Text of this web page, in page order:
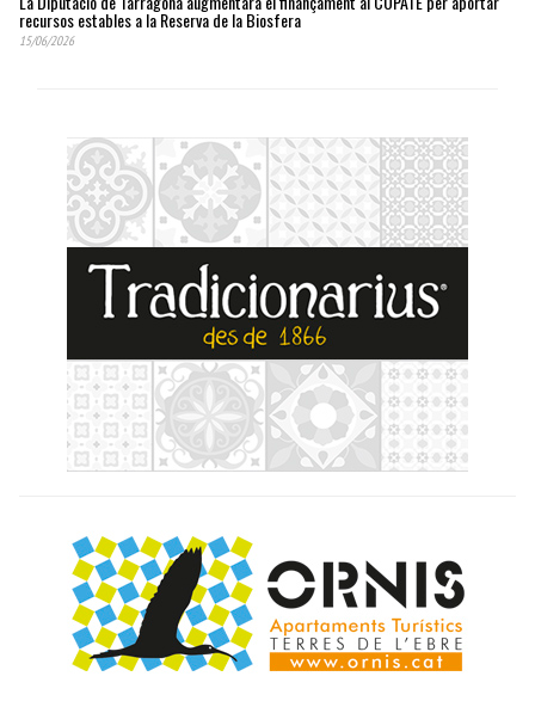
recursos estables a la Reserva de la Biosfera
15/06/2026